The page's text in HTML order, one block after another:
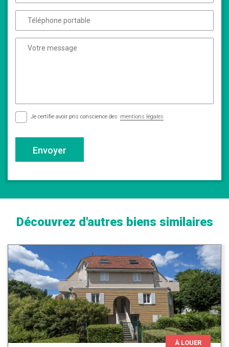
Je certifie avoir pris conscience des mentions légales
Envoyer
Découvrez d'autres biens similaires
À LOUER